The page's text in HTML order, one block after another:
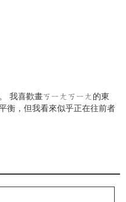
我喜歡畫ㄎㄧㄤㄎㄧㄤ的東
衡，但我看來似乎正在往前者